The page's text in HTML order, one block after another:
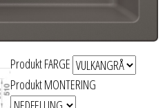
Produkt FARGE
Produkt MONTERING